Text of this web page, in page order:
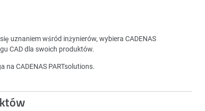
uznaniem wśród inżynierów, wybiera CADENAS
CAD dla swoich produktów.
na CADENAS PARTsolutions.